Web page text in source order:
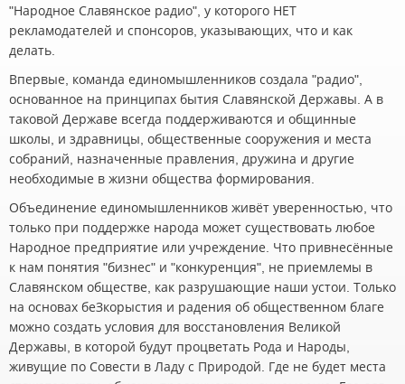
"Народное Славянское радио", у которого НЕТ
рекламодателей и спонсоров, указывающих, что и как
делать.
Впервые, команда единомышленников создала "радио",
основанное на принципах бытия Славянской Державы. А в
таковой Державе всегда поддерживаются и общинные
школы, и здравницы, общественные сооружения и места
собраний, назначенные правления, дружина и другие
необходимые в жизни общества формирования.
Объединение единомышленников живёт уверенностью, что
только при поддержке народа может существовать любое
Народное предприятие или учреждение. Что привнесённые
к нам понятия "бизнес" и "конкуренция", не приемлемы в
Славянском обществе, как разрушающие наши устои. Только
на основах беЗкорыстия и радения об общественном благе
можно создать условия для восстановления Великой
Державы, в которой будут процветать Рода и Народы,
живущие по Совести в Ладу с Природой. Где не будет места